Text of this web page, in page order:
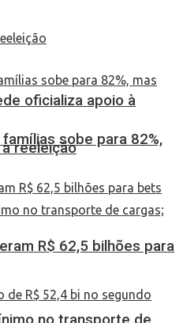
oficializa apoio à
reeleiçãosobe para 82%,
R$ 62,5 bilhões para